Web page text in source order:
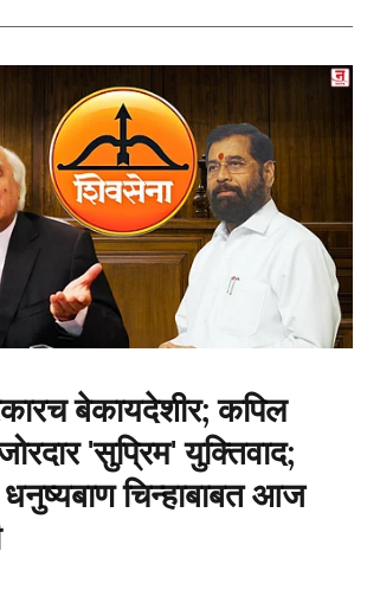
बेकायदेशीर; कपिल
'सुप्रिम' युक्तिवाद;
धनुष्यबाण चिन्हाबाबत आज